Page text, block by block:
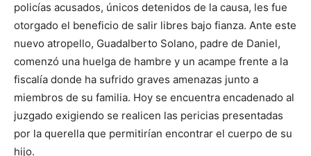
policías acusados, únicos detenidos de la causa, les fue
otorgado el beneficio de salir libres bajo fianza. Ante este
nuevo atropello, Guadalberto Solano, padre de Daniel,
comenzó una huelga de hambre y un acampe frente a la
fiscalía donde ha sufrido graves amenazas junto a
miembros de su familia. Hoy se encuentra encadenado al
juzgado exigiendo se realicen las pericias presentadas
por la querella que permitirían encontrar el cuerpo de su
hijo.